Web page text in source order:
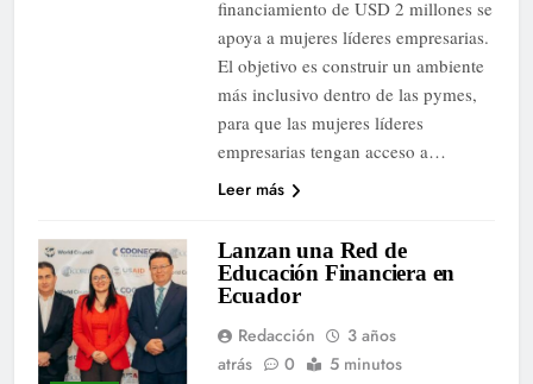
financiamiento de USD 2 millones se
apoya a mujeres líderes empresarias.
El objetivo es construir un ambiente
más inclusivo dentro de las pymes,
para que las mujeres líderes
empresarias tengan acceso a…
Leer más
Lanzan una Red de
Educación Financiera en
Ecuador
Redacción
3 años
atrás
0
5 minutos